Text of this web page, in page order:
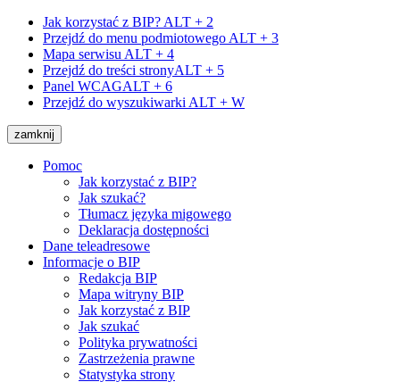
Jak korzystać z BIP? ALT + 2
Przejdź do menu podmiotowego ALT + 3
Mapa serwisu ALT + 4
Przejdź do treści stronyALT + 5
Panel WCAGALT + 6
Przejdź do wyszukiwarki ALT + W
zamknij
Pomoc
Jak korzystać z BIP?
Jak szukać?
Tłumacz języka migowego
Deklaracja dostępności
Dane teleadresowe
Informacje o BIP
Redakcja BIP
Mapa witryny BIP
Jak korzystać z BIP
Jak szukać
Polityka prywatności
Zastrzeżenia prawne
Statystyka strony